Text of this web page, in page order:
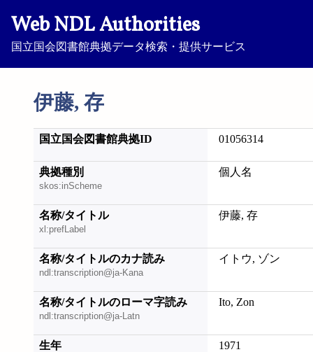
Web NDL Authorities
国立国会図書館典拠データ検索・提供サービス
伊藤, 存
国立国会図書館典拠ID 01056314
典拠種別
skos:inScheme
個人名
名称/タイトル
xl:prefLabel
伊藤, 存
名称/タイトルのカナ読み
ndl:transcription@ja-Kana
イトウ, ゾン
名称/タイトルのローマ字読み
ndl:transcription@ja-Latn
Ito, Zon
生年 1971